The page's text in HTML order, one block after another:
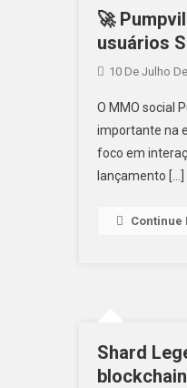
🚀
usuários
10 De Julho
O MMO social
importante na
foco em
lançamento […]
Continue
Shard